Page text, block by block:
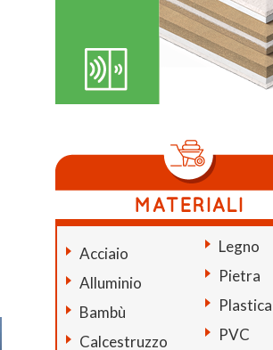
Acciaio
Alluminio
Bambù
Calcestruzzo
Legno
Pietra
Plastica
PVC